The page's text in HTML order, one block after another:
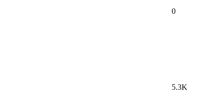
0
5.3K